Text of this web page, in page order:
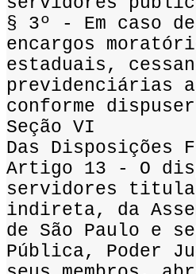
§ 3º - Em caso
encargos
estaduais,
previdenciárias
conforme
Seção VI
Das Disposições
Artigo 13 - O
servidores
indireta, da
de São Paulo e
Pública, Poder